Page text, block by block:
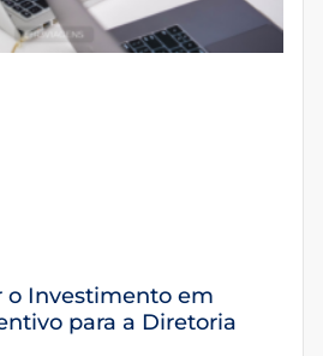
o Investimento em
para a Diretoria